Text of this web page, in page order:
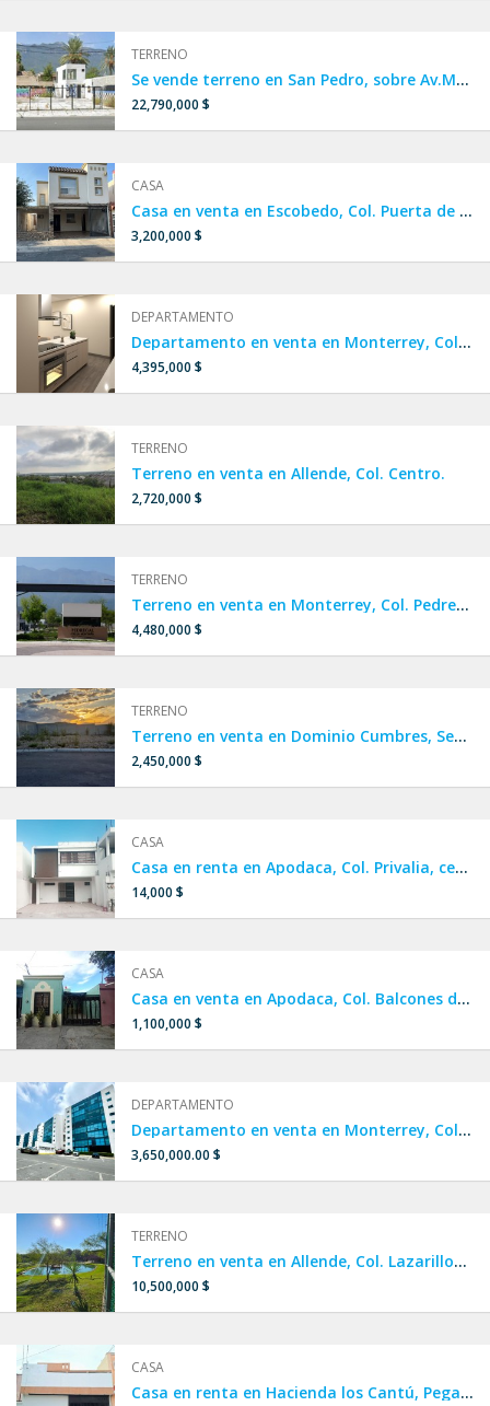
TERRENO
Se vende terreno en San Pedro, sobre Av.Morones Prieto
22,790,000 $
CASA
Casa en venta en Escobedo, Col. Puerta de Anáhuac.
3,200,000 $
DEPARTAMENTO
Departamento en venta en Monterrey, Col. Estanza.
4,395,000 $
TERRENO
Terreno en venta en Allende, Col. Centro.
2,720,000 $
TERRENO
Terreno en venta en Monterrey, Col. Pedregal de la Montaña.
4,480,000 $
TERRENO
Terreno en venta en Dominio Cumbres, Sector Paloblanco Residencial.
2,450,000 $
CASA
Casa en renta en Apodaca, Col. Privalia, cerca de San Nicolás
14,000 $
CASA
Casa en venta en Apodaca, Col. Balcones de Huinalá.
1,100,000 $
DEPARTAMENTO
Departamento en venta en Monterrey, Col. Cumbres Oro.
3,650,000.00 $
TERRENO
Terreno en venta en Allende, Col. Lazarillos de arriba.
10,500,000 $
CASA
Casa en renta en Hacienda los Cantú, Pegado a República Mexicana y Sendero, ESCOBEDO,SAN NICOLÁS.